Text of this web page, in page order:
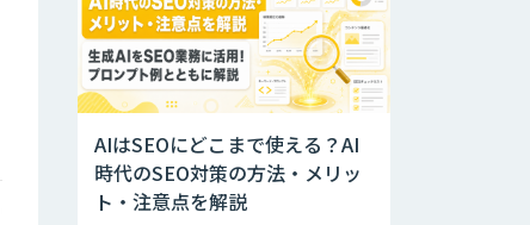
AIはSEOにどこまで使える？AI
時代のSEO対策の方法・メリッ
ト・注意点を解説